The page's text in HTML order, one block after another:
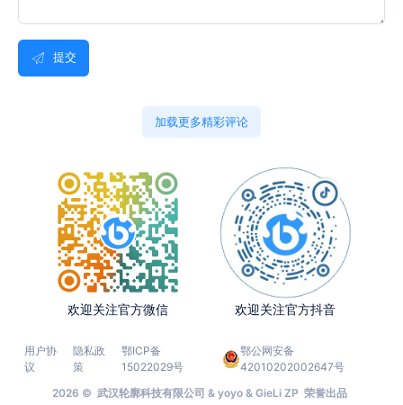
提交
加载更多精彩评论
欢迎关注官方微信 欢迎关注官方抖音
2026 © 武汉轮廓科技有限公司 & yoyo & GieLi ZP 荣誉出品
用户协
议
隐私政
策
鄂ICP备
15022029号
鄂公网安备
42010202002647号